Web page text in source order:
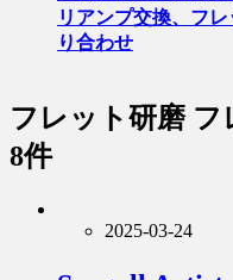
リアンプ交換、フ
り合わせ
フレット研磨 フ
8件
2025-03-24